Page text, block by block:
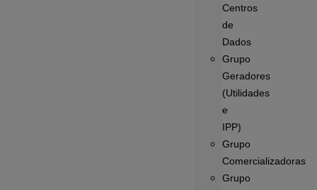
Centros
de
Dados
Grupo
Geradores
(Utilidades
e
IPP)
Grupo
Comercializadoras
Grupo